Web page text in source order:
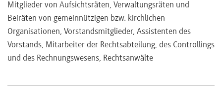
Mitglieder von Aufsichtsräten, Verwaltungsräten und
Beiräten von gemeinnützigen bzw. kirchlichen
Organisationen, Vorstandsmitglieder, Assistenten des
Vorstands, Mitarbeiter der Rechtsabteilung, des Controllings
und des Rechnungswesens, Rechtsanwälte